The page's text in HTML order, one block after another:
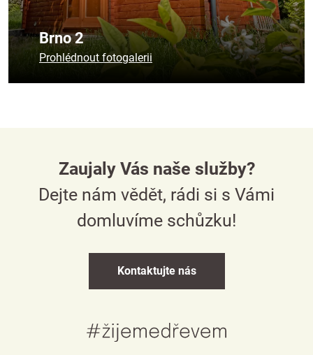
Brno 2
Prohlédnout fotogalerii
Zaujaly Vás naše služby?
Dejte nám vědět, rádi si s Vámi
domluvíme schůzku!
Kontaktujte nás